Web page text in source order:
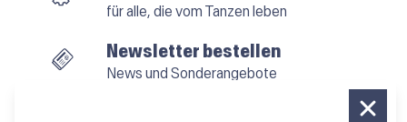
für alle, die vom Tanzen leben
Newsletter bestellen
News und Sonderangebote